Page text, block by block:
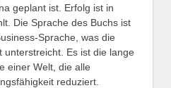
geplant ist. Erfolg ist in
Die Sprache des Buchs ist
Sprache, was die
unterstreicht. Es ist die lange
einer Welt, die alle
reduziert.